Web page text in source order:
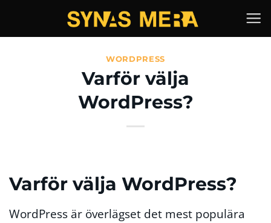
WORDPRESS
Varför välja
WordPress?
Varför välja WordPress?
WordPress är överlägset det mest populära